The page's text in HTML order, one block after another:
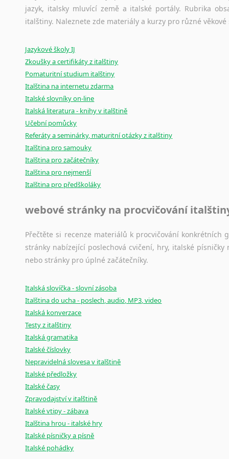
Ostatní pomůcky pro překladatele
poradny a pravidla
jazyk, italsky mluvící země a italské portály. Rubrika
italštiny. Naleznete zde materiály a kurzy pro různé věkové
Jazykové školy IJ
Zkoušky a certifikáty z italštiny
Pomaturitní studium italštiny
Italština na internetu zdarma
Italské slovníky on-line
Italská literatura - knihy v italštině
Učební pomůcky
Referáty a seminárky, maturitní otázky z italštiny
Italština pro samouky
Italština pro začátečníky
Italština pro nejmenší
Italština pro předškoláky
webové stránky na procvičování
Přečtěte si recenze materiálů k procvičování
stránky nabízející poslechová cvičení, hry, italské
nebo stránky pro úplné začátečníky.
Italská slovíčka - slovní zásoba
Italština do ucha - poslech, audio, MP3, video
Italská konverzace
Testy z italštiny
Italská gramatika
Italské číslovky
Nepravidelná slovesa v italštině
Italské předložky
Italské časy
Zpravodajství v italštině
Italské vtipy - zábava
Italština hrou - italské hry
Italské písničky a písně
Italské pohádky